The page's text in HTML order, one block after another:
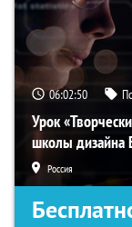
06:02:49
Урок
школы дизайна
Россия